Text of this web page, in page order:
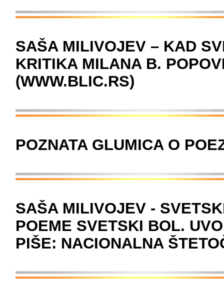
SAŠA MILIVOJEV – KAD
KRITIKA MILANA B.
(WWW.BLIC.RS)
POZNATA GLUMICA O
SAŠA MILIVOJEV -
POEME SVETSKI BOL.
PIŠE: NACIONALNA